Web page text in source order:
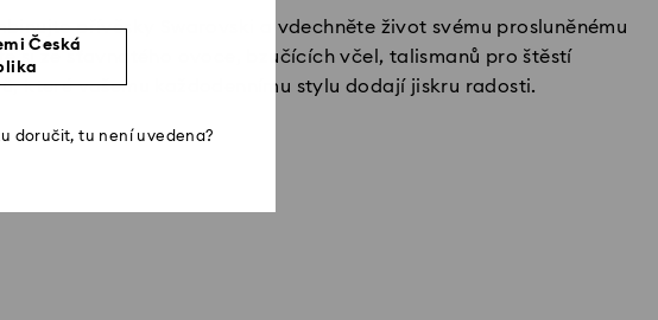
přívěsky Swarovski a vdechněte život svému prosluněnému
si ze šťavnatého ovoce, bzučících včel, talismanů pro štěstí
které vašemu každodennímu stylu dodají jiskru radosti.
Česká
doručit, tu není uvedena?